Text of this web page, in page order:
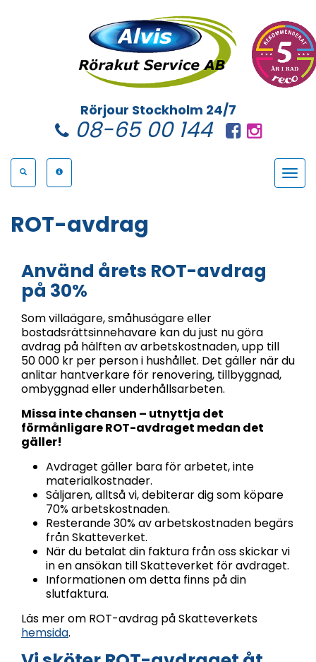
Rörjour Stockholm 24/7
08-65 00 144
Toggle
ROT-avdrag
Använd årets ROT-avdrag
på 30%
Som villaägare, småhusägare eller
bostadsrättsinnehavare kan du just nu göra
avdrag på hälften av arbetskostnaden, upp till
50 000 kr per person i hushållet. Det gäller när du
anlitar hantverkare för renovering, tillbyggnad,
ombyggnad eller underhållsarbeten.
Missa inte chansen – utnyttja det
förmånligare ROT-avdraget medan det
gäller!
Avdraget gäller bara för arbetet, inte
materialkostnader.
Säljaren, alltså vi, debiterar dig som köpare
70% arbetskostnaden.
Resterande 30% av arbetskostnaden begärs
från Skatteverket.
När du betalat din faktura från oss skickar vi
in en ansökan till Skatteverket för avdraget.
Informationen om detta finns på din
slutfaktura.
Läs mer om ROT-avdrag på Skatteverkets
hemsida.